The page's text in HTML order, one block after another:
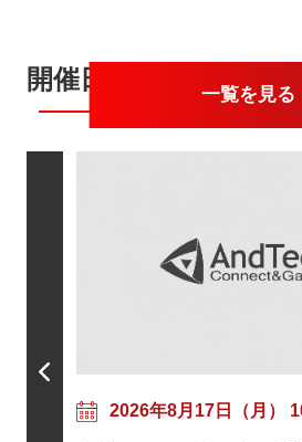
開催日が近いセミナー
一覧を見る
2026年8月17日（月）